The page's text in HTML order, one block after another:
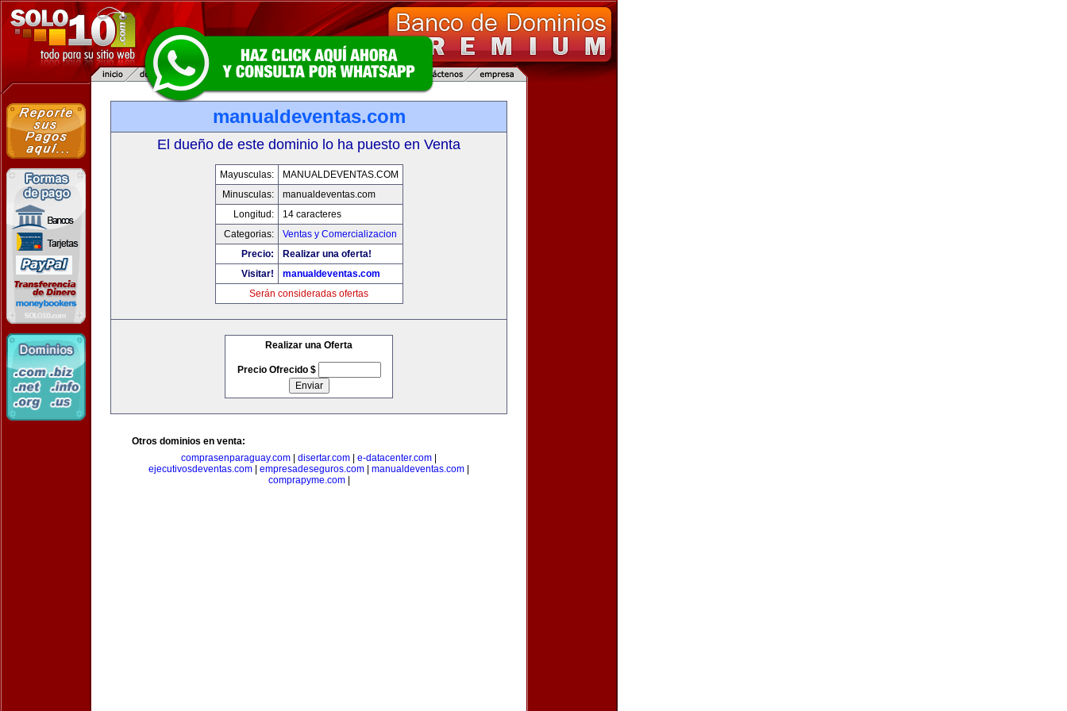
manualdeventas.com
El dueño de este dominio lo ha puesto en Venta
Mayusculas:
MANUALDEVENTAS.COM
Minusculas:
manualdeventas.com
Longitud:
14 caracteres
Categorias:
Ventas y Comercializacion
Precio:
Realizar una oferta!
Visitar!
manualdeventas.com
Serán consideradas ofertas
Realizar una Oferta
Precio Ofrecido $
Otros dominios en venta:
comprasenparaguay.com
disertar.com e-datacenter.com
ejecutivosdeventas.com
empresadeseguros.com manualdeventas.com
comprapyme.com|